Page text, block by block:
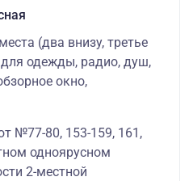
(два внизу, третье
одежды, радио, душ,
окно,
№77-80, 153-159, 161,
одноярусном
2-местной